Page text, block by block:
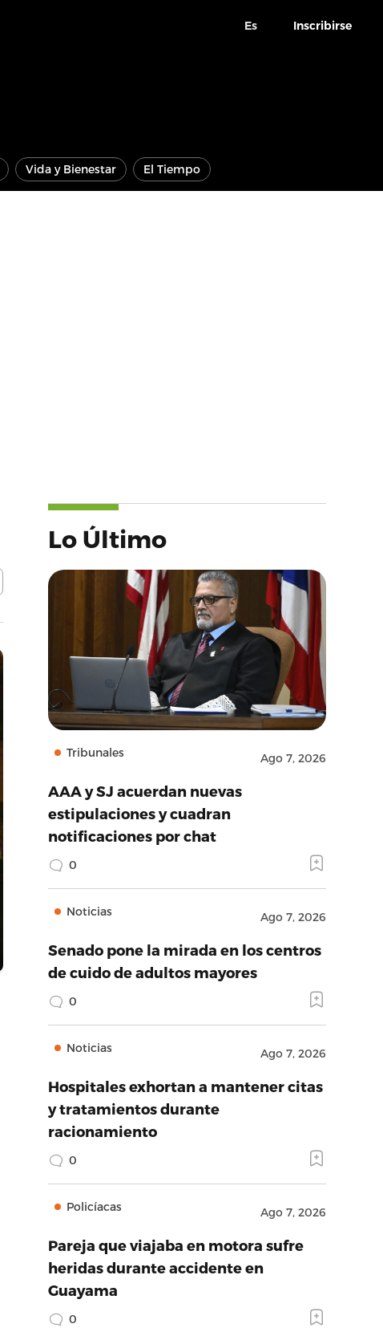
Es Inscribirse
Vida y Bienestar El Tiempo
Lo Último
Tribunales Ago 7, 2026
AAA y SJ acuerdan nuevas
estipulaciones y cuadran
notificaciones por chat
0
Noticias Ago 7, 2026
Senado pone la mirada en los centros
de cuido de adultos mayores
0
Noticias Ago 7, 2026
Hospitales exhortan a mantener citas
y tratamientos durante
racionamiento
0
Policíacas Ago 7, 2026
Pareja que viajaba en motora sufre
heridas durante accidente en
Guayama
0